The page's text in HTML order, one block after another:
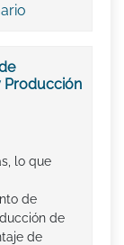
Producción
lo que
de
de
de